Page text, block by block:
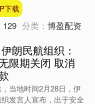
举枪都不被允许。 玩
与卡....
下载
129 分类：博盈配资
朗民航组织：
限期关闭 取消
当地时间2月28日，伊
发言人宣布，出于安全